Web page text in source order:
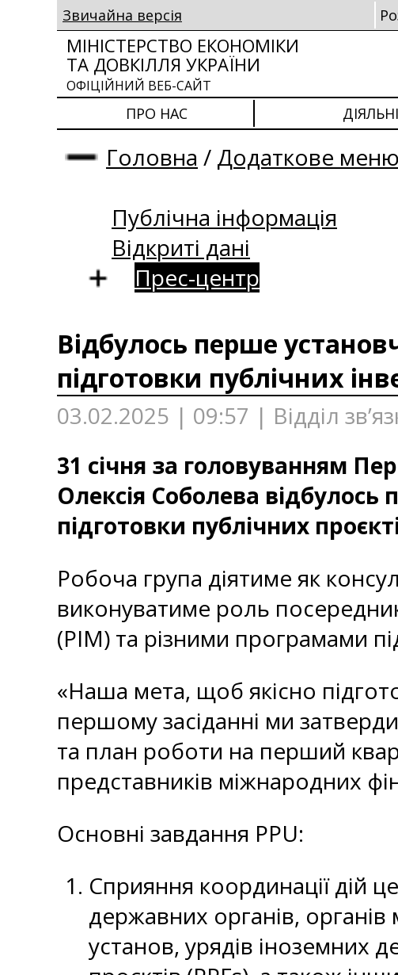
Звичайна версія
МІНІСТЕРСТВО ЕКОНОМІКИ
ТА ДОВКІЛЛЯ УКРАЇНИ
ОФІЦІЙНИЙ ВЕБ-САЙТ
ПРО НАС
Головна / Додаткове меню
Публічна інформація
Відкриті дані
Прес-центр
Відбулось перше
підготовки публічних
03.02.2025 | 09:57 | Відділ
31 січня за головуванням
Олексія Соболева
підготовки публічних
Робоча група діятиме як
виконуватиме роль
(PIM) та різними програмами
«Наша мета, щоб якісно
першому засіданні ми
та план роботи на перший
представників міжнародних
Основні завдання PPU:
Сприяння координації дій
державних органів,
установ, урядів іноземних